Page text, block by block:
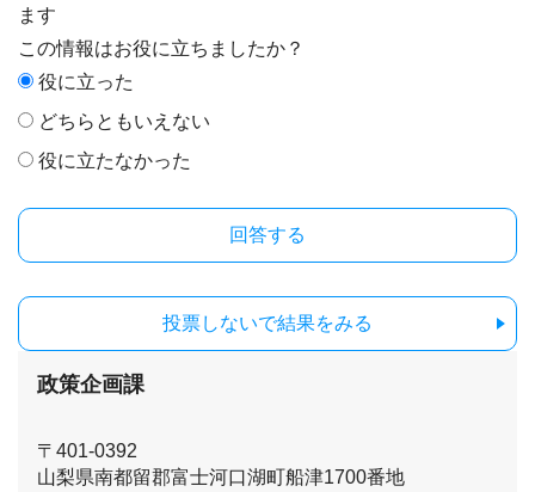
ます
この情報はお役に立ちましたか？
役に立った
どちらともいえない
役に立たなかった
投票しないで結果をみる
政策企画課
〒401-0392
山梨県南都留郡富士河口湖町船津1700番地